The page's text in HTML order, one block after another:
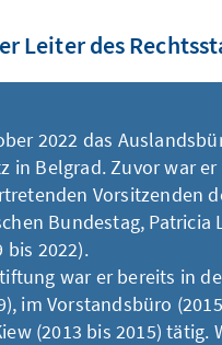
Leiter des
2022 das
in Belgrad. Zuvor war er
Vorsitzenden
Bundestag, Patricia
bis 2022).
war er bereits in
im Vorstandsbüro
(2013 bis 2015) tätig.